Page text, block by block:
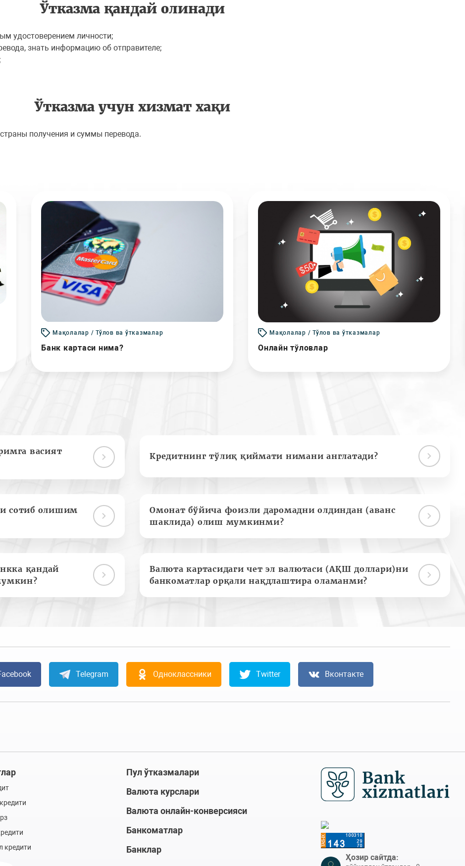
Ўтказма қандай олинади
удостоверением личности;
знать информацию об отправителе;
Ўтказма учун хизмат хақи
получения и суммы перевода.
Мақолалар / Тўлов ва ўтказмалар
Банк картаси нима?
Мақолалар / Тўлов ва ўтказмалар
Онлайн тўловлар
васият
Кредитнинг тўлиқ қиймати нимани англатади?
сотиб олишим
Омонат бўйича фоизли даромадни олдиндан (аванс
шаклида) олиш мумкинми?
қандай
Валюта картасидаги чет эл валютаси (АҚШ доллари)ни
банкоматлар орқали нақдлаштира оламанми?
Telegram Одноклассники Twitter Вконтакте
кредити
Пул ўтказмалари
Валюта курслари
Валюта онлайн-конверсияси
Банкоматлар
Банклар
Ҳозир сайтда: